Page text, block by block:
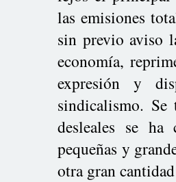
las emisiones
sin previo aviso
economía,
expresión y
sindicalismo. Se
desleales se
pequeñas y
otra gran